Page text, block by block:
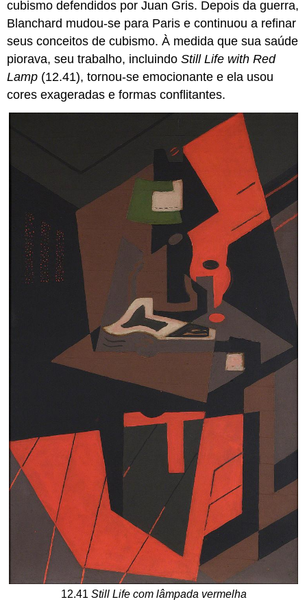
cubismo defendidos por Juan Gris. Depois da guerra,
Blanchard mudou-se para Paris e continuou a refinar
seus conceitos de cubismo. À medida que sua saúde
piorava, seu trabalho, incluindoStill Life with Red
Lamp (12.41), tornou-se emocionante e ela usou
cores exageradas e formas conflitantes.
12.41 Still Life com lâmpada vermelha